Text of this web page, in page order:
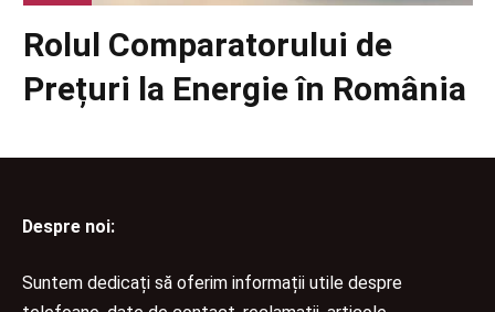
Rolul Comparatorului de
Prețuri la Energie în România
Despre noi:
Suntem dedicați să oferim informații utile despre